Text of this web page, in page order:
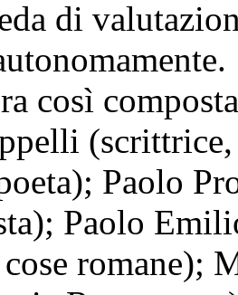
di
così
Paolo
Paolo
romane);